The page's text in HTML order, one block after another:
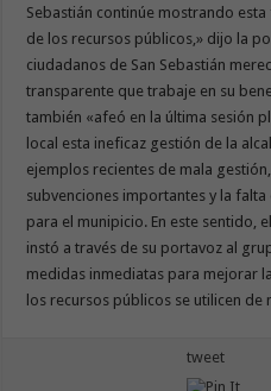
Sebastián continúe mostrando
de los recursos públicos,» dijo la
ciudadanos de San Sebastián
transparente que trabaje en su
también «afeó en la última sesión
local esta ineficaz gestión de la
ejemplos recientes de mala
subvenciones importantes y la
para el munipicio. En este sentido,
instó a través de su portavoz al
medidas inmediatas para mejorar
los recursos públicos se utilicen de
tweet